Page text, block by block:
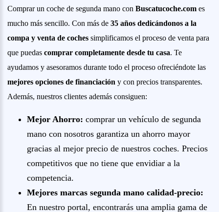
Comprar un coche de segunda mano con Buscatucoche.com es
mucho más sencillo. Con más de 35 años dedicándonos a la
compa y venta de coches simplificamos el proceso de venta para
que puedas comprar completamente desde tu casa. Te
ayudamos y asesoramos durante todo el proceso ofreciéndote las
mejores opciones de financiación y con precios transparentes.
Además, nuestros clientes además consiguen:
Mejor Ahorro: comprar un vehículo de segunda
mano con nosotros garantiza un ahorro mayor
gracias al mejor precio de nuestros coches. Precios
competitivos que no tiene que envidiar a la
competencia.
Mejores marcas segunda mano calidad-precio:
En nuestro portal, encontrarás una amplia gama de